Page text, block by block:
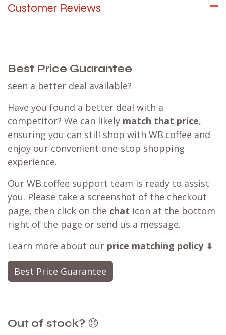
Customer Reviews
Best Price Guarantee
seen a better deal available?
Have you found a better deal with a
competitor? We can likely match that price,
ensuring you can still shop with WB.coffee and
enjoy our convenient one-stop shopping
experience.
Our WB.coffee support team is ready to assist
you. Please take a screenshot of the checkout
page, then click on the chat icon at the bottom
right of the page or send us a message.
Learn more about our price matching policy⬇
Best Price Guarantee
Out of stock? 😞